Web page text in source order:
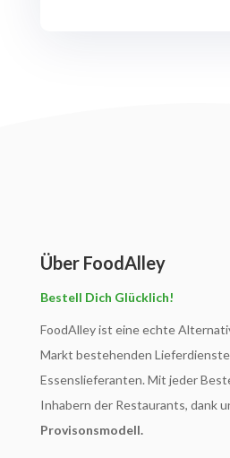
Über FoodAlley
Bestell Dich Glücklich!
FoodAlley ist eine echte
Markt bestehenden
Essenslieferanten. Mit jeder
Inhabern der Restaurants, dank
Provisonsmodell.